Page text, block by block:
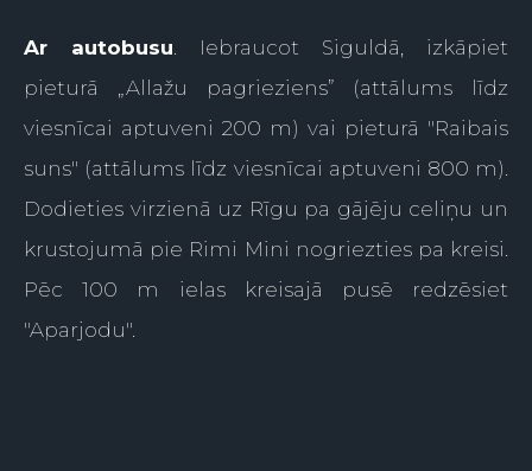
Ar autobusu . Iebraucot Siguldā, izkāpiet
pieturā „Allažu pagrieziens” (attālums līdz
viesnīcai aptuveni 200 m) vai pieturā "Raibais
suns" (attālums līdz viesnīcai aptuveni 800 m).
Dodieties virzienā uz Rīgu pa gājēju celiņu un
krustojumā pie Rimi Mini nogriezties pa kreisi.
Pēc 100 m ielas kreisajā pusē redzēsiet
"Aparjodu".